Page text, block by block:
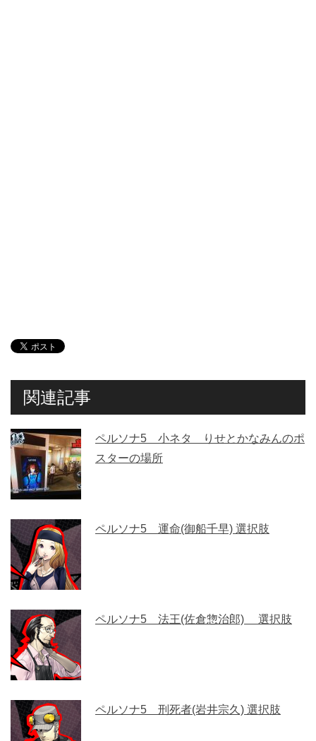
関連記事
ペルソナ5 小ネタ りせとかなみんのポ
スターの場所
ペルソナ5 運命(御船千早) 選択肢
ペルソナ5 法王(佐倉惣治郎) 選択肢
ペルソナ5 刑死者(岩井宗久) 選択肢